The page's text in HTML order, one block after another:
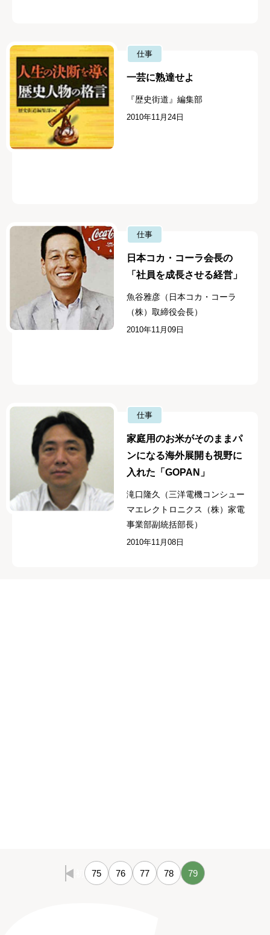
仕事
一芸に熟達せよ
『歴史街道』編集部
2010年11月24日
仕事
日本コカ・コーラ会長の
「社員を成長させる経営」
魚谷雅彦（日本コカ・コーラ
（株）取締役会長）
2010年11月09日
仕事
家庭用のお米がそのままパ
ンになる海外展開も視野に
入れた「GOPAN」
滝口隆久（三洋電機コンシュー
マエレクトロニクス（株）家電
事業部副統括部長）
2010年11月08日
最初 75 76 77 78 79